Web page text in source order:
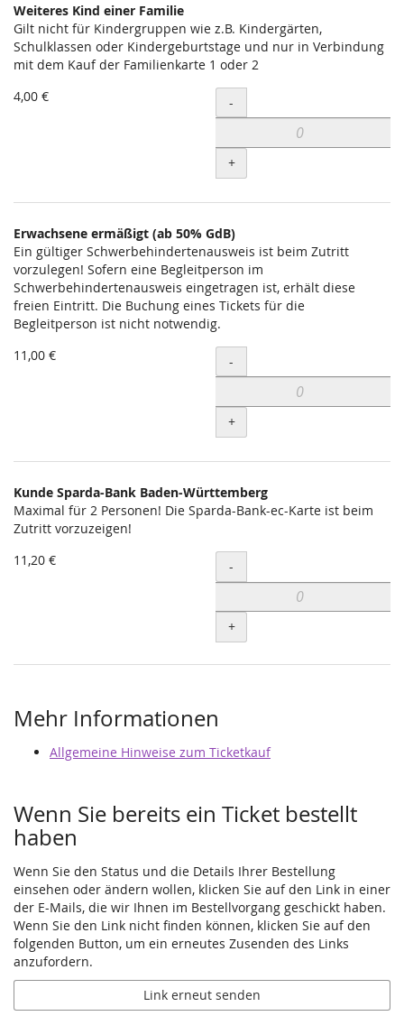
Weiteres Kind einer Familie
Gilt nicht für Kindergruppen wie z.B. Kindergärten,
Schulklassen oder Kindergeburtstage und nur in Verbindung
mit dem Kauf der Familienkarte 1 oder 2
4,00 €
Menge
-
+
Erwachsene ermäßigt (ab 50% GdB)
Ein gültiger Schwerbehindertenausweis ist beim Zutritt
vorzulegen! Sofern eine Begleitperson im
Schwerbehindertenausweis eingetragen ist, erhält diese
freien Eintritt. Die Buchung eines Tickets für die
Begleitperson ist nicht notwendig.
11,00 €
Menge
-
+
Kunde Sparda-Bank Baden-Württemberg
Maximal für 2 Personen! Die Sparda-Bank-ec-Karte ist beim
Zutritt vorzuzeigen!
11,20 €
Menge
-
+
Mehr Informationen
Allgemeine Hinweise zum Ticketkauf
Wenn Sie bereits ein Ticket bestellt
haben
Wenn Sie den Status und die Details Ihrer Bestellung
einsehen oder ändern wollen, klicken Sie auf den Link in einer
der E-Mails, die wir Ihnen im Bestellvorgang geschickt haben.
Wenn Sie den Link nicht finden können, klicken Sie auf den
folgenden Button, um ein erneutes Zusenden des Links
anzufordern.
Link erneut senden